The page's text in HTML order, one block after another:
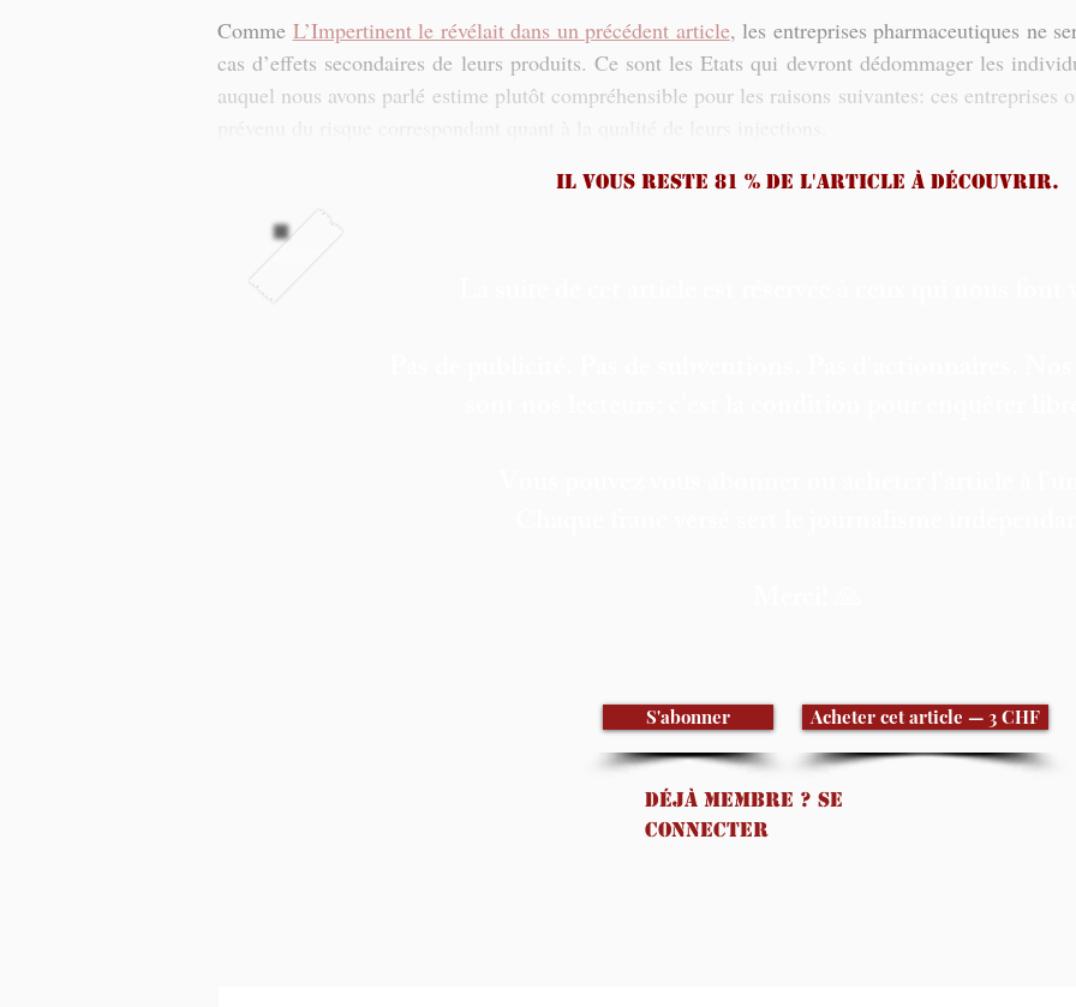
Comme L’Impertinent le révélait dans un précédent article, les entreprises pharmaceutiques ne
cas d’effets secondaires de leurs produits. Ce sont les Etats qui devront dédommager les
auquel nous avons parlé estime plutôt compréhensible pour les raisons suivantes: ces entreprises
Il vous reste 81 % de l'article à découvrir.
S'abonner Acheter cet article — 3 CHF
Déjà membre ? Se
connecter